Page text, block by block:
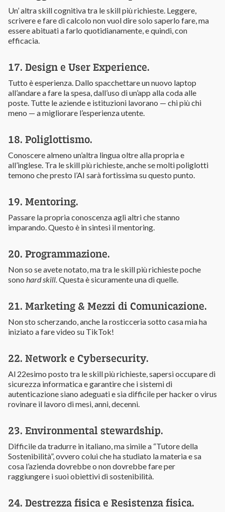
Un’ altra skill cognitiva tra le skill più richieste. Leggere,
scrivere e fare di calcolo non vuol dire solo saperlo fare, ma
essere abituati a farlo quotidianamente, e quindi, con
efficacia.
17. Design e User Experience.
Tutto è esperienza. Dallo spacchettare un nuovo laptop
all’andare a fare la spesa, dall’uso di un’app alla coda alle
poste. Tutte le aziende e istituzioni lavorano — chi più chi
meno — a migliorare l’esperienza utente.
18. Poliglottismo.
Conoscere almeno un’altra lingua oltre alla propria e
all’inglese. Tra le skill più richieste, anche se molti poliglotti
temono che presto l’AI sarà fortissima su questo punto.
19. Mentoring.
Passare la propria conoscenza agli altri che stanno
imparando. Questo è in sintesi il mentoring.
20. Programmazione.
Non so se avete notato, ma tra le skill più richieste poche
sono hard skill.Questa è sicuramente una di quelle.
21. Marketing & Mezzi di Comunicazione.
Non sto scherzando, anche la rosticceria sotto casa mia ha
iniziato a fare video su TikTok!
22. Network e Cybersecurity.
Al 22esimo posto tra le skill più richieste, sapersi occupare di
sicurezza informatica e garantire che i sistemi di
autenticazione siano adeguati e sia difficile per hacker o virus
rovinare il lavoro di mesi, anni, decenni.
23. Environmental stewardship.
Difficile da tradurre in italiano, ma simile a “Tutore della
Sostenibilità”, ovvero colui che ha studiato la materia e sa
cosa l’azienda dovrebbe o non dovrebbe fare per
raggiungere i suoi obiettivi di sostenibilità.
24. Destrezza fisica e Resistenza fisica.